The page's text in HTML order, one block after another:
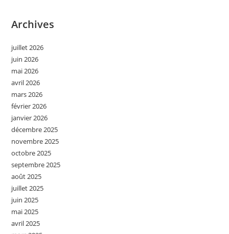
Archives
juillet 2026
juin 2026
mai 2026
avril 2026
mars 2026
février 2026
janvier 2026
décembre 2025
novembre 2025
octobre 2025
septembre 2025
août 2025
juillet 2025
juin 2025
mai 2025
avril 2025